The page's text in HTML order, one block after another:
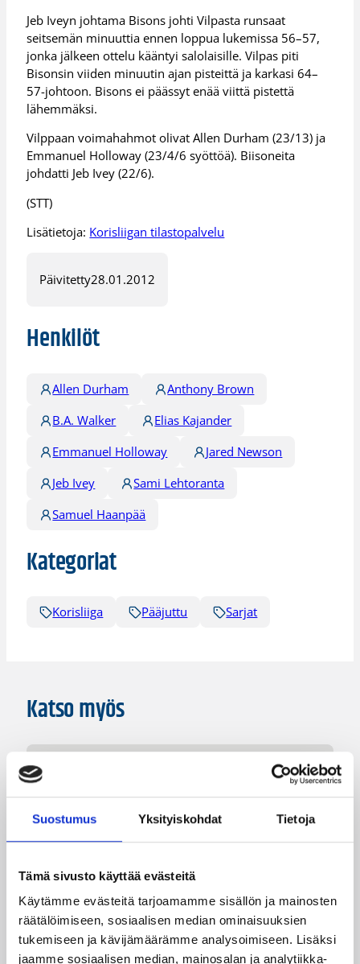
Suostumus Yksityiskohdat Tietoja
Tämä sivusto käyttää evästeitä
Käytämme evästeitä tarjoamamme sisällön ja mainosten
räätälöimiseen, sosiaalisen median ominaisuuksien
tukemiseen ja kävijämäärämme analysoimiseen. Lisäksi
jaamme sosiaalisen median, mainosalan ja analytiikka-
Jeb Iveyn johtama Bisons johti Vilpasta runsaat
seitsemän minuuttia ennen loppua lukemissa 56–57,
jonka jälkeen ottelu kääntyi salolaisille. Vilpas piti
Bisonsin viiden minuutin ajan pisteittä ja karkasi 64–
57-johtoon. Bisons ei päässyt enää viittä pistettä
lähemmäksi.
Vilppaan voimahahmot olivat Allen Durham (23/13) ja
Emmanuel Holloway (23/4/6 syöttöä). Biisoneita
johdatti Jeb Ivey (22/6).
(STT)
Lisätietoja: Korisliigan tilastopalvelu
Päivitetty28.01.2012
Henkilöt
Allen Durham
Anthony Brown
B.A. Walker
Elias Kajander
Emmanuel Holloway
Jared Newson
Jeb Ivey
Sami Lehtoranta
Samuel Haanpää
Kategoriat
Korisliiga Pääjuttu Sarjat
Katso myös